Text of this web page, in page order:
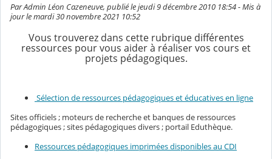
Par Admin Léon Cazeneuve, publié le jeudi 9 décembre 2010 18:54 - Mis à
jour le mardi 30 novembre 2021 10:52
Vous trouverez dans cette rubrique différentes
ressources pour vous aider à réaliser vos cours et
projets pédagogiques.
Sélection de ressources pédagogiques et éducatives en ligne
Sites officiels ; moteurs de recherche et banques de ressources
pédagogiques ; sites pédagogiques divers ; portail Eduthèque.
Ressources pédagogiques imprimées disponibles au CDI